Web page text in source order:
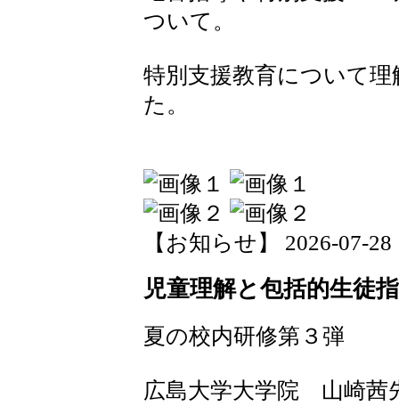
ついて。
特別支援教育について
た。
【お知らせ】 2026-07-28
児童理解と包括的生徒
夏の校内研修第３弾
広島大学大学院 山崎茜